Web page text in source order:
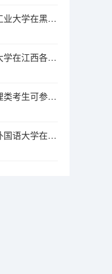
2025年高考大连工业大学在黑龙江各批次选科要求有哪些
2025年高考四川大学在江西各批次选科要求有哪些
2026高考广东物理类考生可参考报江西电力职业技术学院的专业汇总
2025年高考四川外国语大学在内蒙古各批次选科要求有哪些